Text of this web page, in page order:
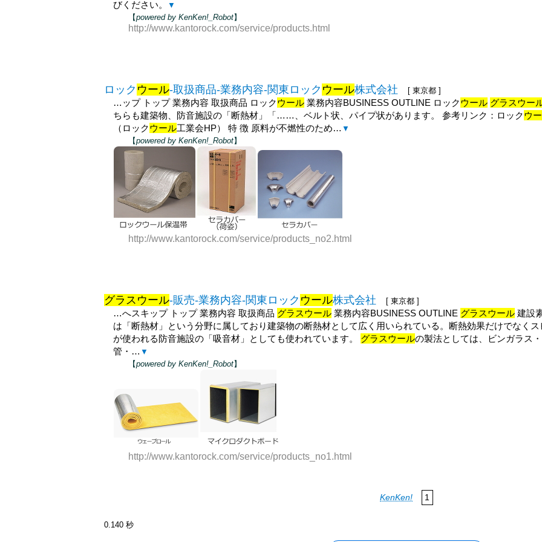
びください。
▼
【powered by KenKen!_Robot】
http://www.kantorock.com/service/products.html
ロック ウール-取扱商品-業務内容-関東ロック ウール株式会社 [ 東京都 ]
…ップ トップ 業務内容 取扱商品 ロックウール 業務内容BUSINESS OUTLINE ロックウール グラスウー
ちらも建築物、防音施設の「断熱材」「……、ベルト状、パイプ状があります。 参考リンク：ロックウ
（ロックウール工業会HP） 特 徴 原料が不燃性のため… ▼
【powered by KenKen!_Robot】
http://www.kantorock.com/service/products_no2.html
グラスウール-販売-業務内容-関東ロック ウール株式会社 [ 東京都 ]
…へスキップ トップ 業務内容 取扱商品 グラスウール 業務内容BUSINESS OUTLINE グラスウール 建設
は「断熱材」という分野に属しており建築物の断熱材として広く用いられている。断熱効果だけでなく
が使われる防音施設の「吸音材」としても使われています。 グラスウールの製法としては、ビンガラス
管・… ▼
【powered by KenKen!_Robot】
http://www.kantorock.com/service/products_no1.html
KenKen!
1
0.140 秒